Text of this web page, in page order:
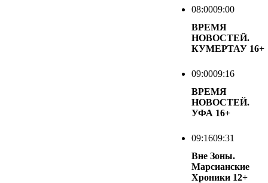
08:0009:00
ВРЕМЯ
НОВОСТЕЙ.
КУМЕРТАУ 16+
09:0009:16
ВРЕМЯ
НОВОСТЕЙ.
УФА 16+
09:1609:31
Вне Зоны.
Марсианские
Хроники 12+